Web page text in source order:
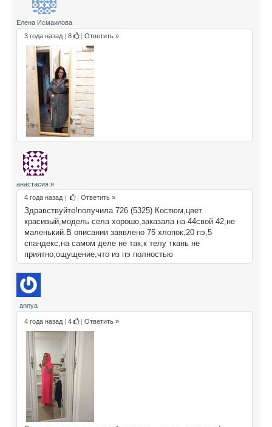
Елена Исмаилова
3 года назад | 8 | Ответить »
анастасия я
4 года назад | | Ответить »
Здравствуйте!получила 726 (5325) Костюм,цвет
красивый,модель села хорошо,заказала на 44свой 42,не
маленький.В описании заявлено 75 хлопок,20 пэ,5
спандекс,на самом деле не так,к телу ткань не
приятно,ощущение,что из пэ полностью
annya
4 года назад | 4 | Ответить »